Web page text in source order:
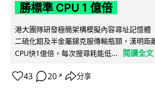
勝標準 CPU 1 億倍
港大團隊研發極簡架構模擬內容尋址記憶體
二硫化鉬及半金屬銻克服傳輸瓶頸，漢明距
CPU快1億倍，每次搜尋耗能低...
閱讀全文
43 20 ↗ 分享